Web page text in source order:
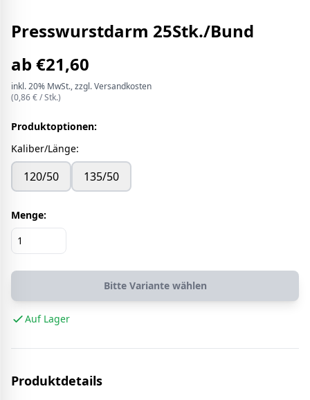
Presswurstdarm 25Stk./Bund
ab€21,60
inkl.20% MwSt., zzgl. Versandkosten
(0,86€ /Stk.)
Produktoptionen:
Kaliber/Länge:
120/50 135/50
Menge:
Bitte Variante wählen
Auf Lager
Produktdetails